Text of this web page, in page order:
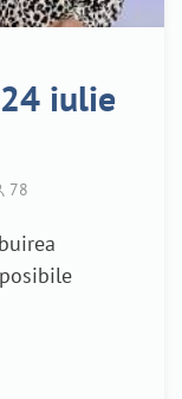
iulie
78